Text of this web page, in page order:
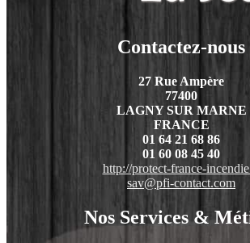
Contactez-nous
27 Rue Ampère
77400
LAGNY SUR MARNE
FRANCE
01 64 21 68 86
01 60 08 45 40
http://protect-france-
sav@pfi-contact.com
Nos Services &